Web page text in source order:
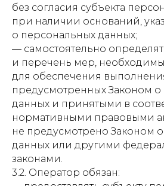
без согласия субъекта
при наличии оснований,
о персональных данных;
— самостоятельно
и перечень мер,
для обеспечения
предусмотренных Законом
данных и принятыми в
нормативными правовыми
не предусмотрено Законом
данных или другими
законами.
3.2. Оператор обязан: